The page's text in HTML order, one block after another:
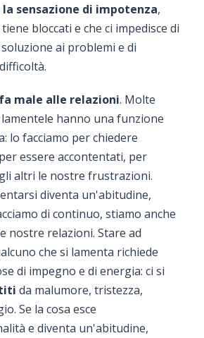
sensazione di impotenza,
bloccati e che ci impedisce di
ai problemi e di
fa male alle relazioni. Molte
hanno una funzione
lo facciamo per chiedere
essere accontentati, per
altri le nostre frustrazioni.
diventa un'abitudine,
di continuo, stiamo anche
nostre relazioni. Stare ad
che si lamenta richiede
di impegno e di energia: ci si
da malumore, tristezza,
Se la cosa esce
e diventa un'abitudine,